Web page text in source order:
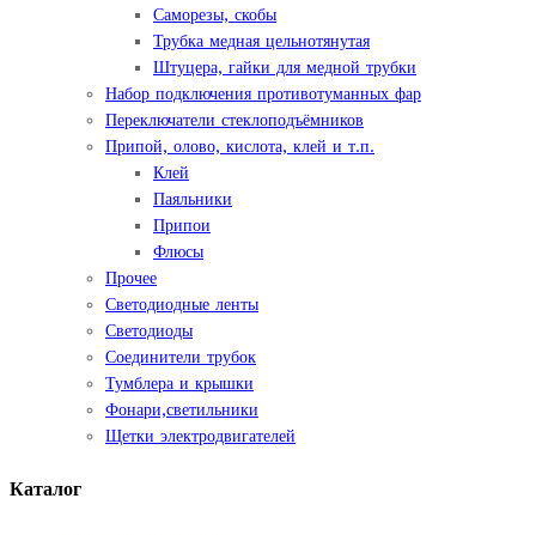
Саморезы, скобы
Трубка медная цельнотянутая
Штуцера, гайки для медной трубки
Набор подключения противотуманных фар
Переключатели стеклоподъёмников
Припой, олово, кислота, клей и т.п.
Клей
Паяльники
Припои
Флюсы
Прочее
Светодиодные ленты
Светодиоды
Соединители трубок
Тумблера и крышки
Фонари,светильники
Щетки электродвигателей
Каталог